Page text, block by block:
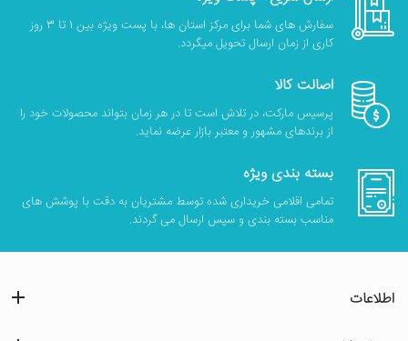
سفارش های شما برای مرکز استان ها، با پست ویژه بین 1 تا 3 روز
کاری از زمان ارسال تحویل میگردد.
اصالت کالا
پرسیس مارکت، در تلاش است تا در هر زمان بتواند محصولات خود را
از برندهای مشهور و معتبر بازار عرضه نماید.
بسته بندی ویژه
تمامی اقلامی خریداری شده توسط مشتریان به دقت با پوشش های
مناسب بسته بندی و سپس ارسال می گردند.
اطلاعات